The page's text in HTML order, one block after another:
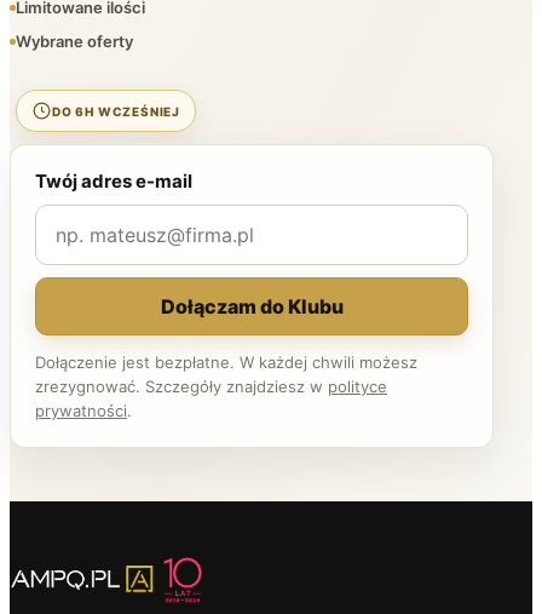
Limitowane ilości
Wybrane oferty
DO 6H WCZEŚNIEJ
Twój adres e-mail
Dołączam do Klubu
Dołączenie jest bezpłatne. W każdej chwili możesz
zrezygnować. Szczegóły znajdziesz w polityce
prywatności.